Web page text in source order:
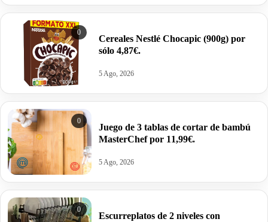
0
Cereales Nestlé Chocapic (900g) por
sólo 4,87€.
5 Ago, 2026
0
Juego de 3 tablas de cortar de bambú
MasterChef por 11,99€.
5 Ago, 2026
0
Escurreplatos de 2 niveles con